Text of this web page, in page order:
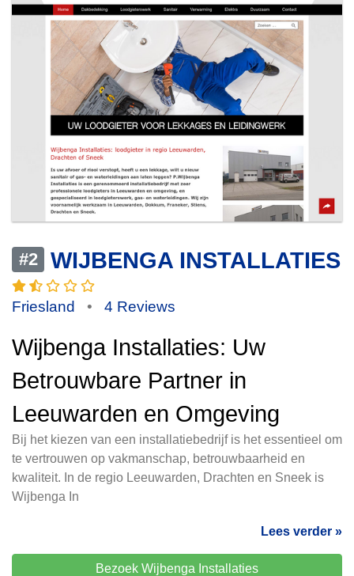
#2 WIJBENGA INSTALLATIES
Friesland • 4 Reviews
Wijbenga Installaties: Uw
Betrouwbare Partner in
Leeuwarden en Omgeving
Bij het kiezen van een installatiebedrijf is het essentieel om
te vertrouwen op vakmanschap, betrouwbaarheid en
kwaliteit. In de regio Leeuwarden, Drachten en Sneek is
Wijbenga In
Lees verder »
Bezoek Wijbenga Installaties